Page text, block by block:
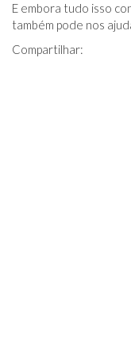
E embora tudo isso
também pode nos
Compartilhar: